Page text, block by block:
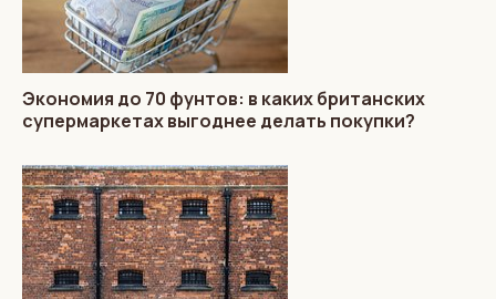
Экономия до 70 фунтов: в каких британских
супермаркетах выгоднее делать покупки?